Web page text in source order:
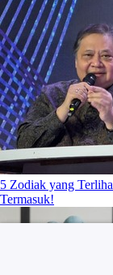
5 Zodiak yang
Termasuk!